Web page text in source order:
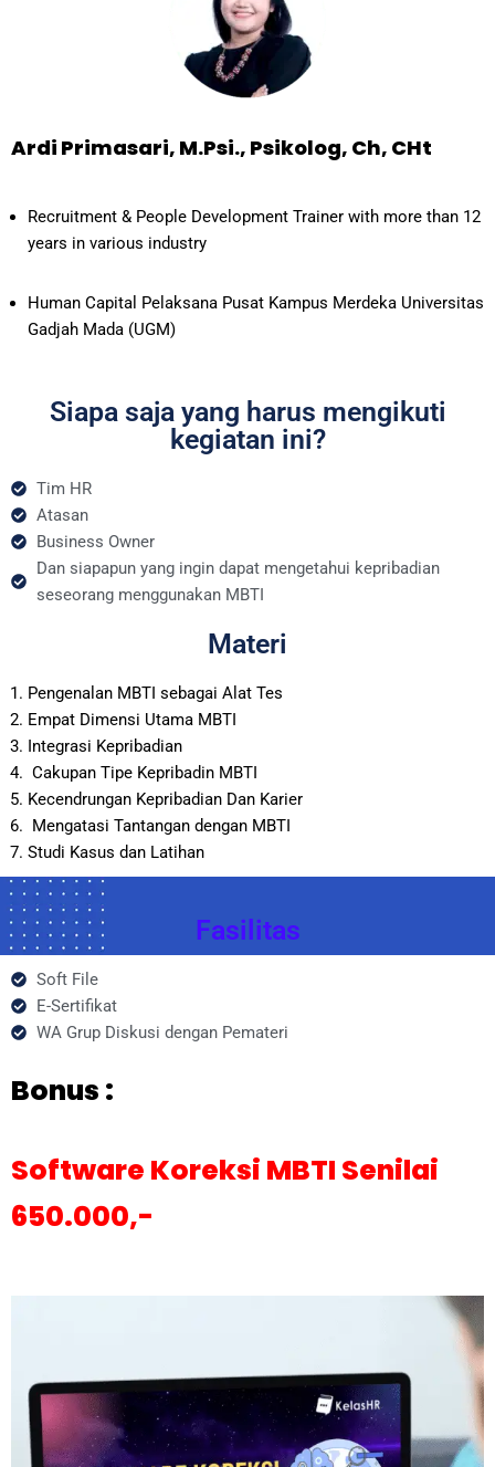
Ardi Primasari, M.Psi., Psikolog, Ch, CHt
Recruitment & People Development Trainer with more than 12
years in various industry
Human Capital Pelaksana Pusat Kampus Merdeka Universitas
Gadjah Mada (UGM)
Siapa saja yang harus mengikuti
kegiatan ini?
Tim HR
Atasan
Business Owner
Dan siapapun yang ingin dapat mengetahui kepribadian
seseorang menggunakan MBTI
Materi
Pengenalan MBTI sebagai Alat Tes
Empat Dimensi Utama MBTI
Integrasi Kepribadian
Cakupan Tipe Kepribadin MBTI
Kecendrungan Kepribadian Dan Karier
Mengatasi Tantangan dengan MBTI
Studi Kasus dan Latihan
Fasilitas
Soft File
E-Sertifikat
WA Grup Diskusi dengan Pemateri
Bonus :
Software Koreksi MBTI Senilai
650.000,-